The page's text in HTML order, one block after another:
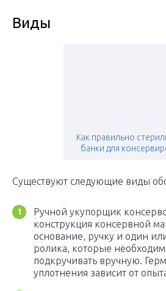
Виды
Как правильно
банки для
Существуют следующие виды
Ручной укупорщик
конструкция консервной
основание, ручку и один
ролика, которые
подкручивать вручную.
уплотнения зависит от